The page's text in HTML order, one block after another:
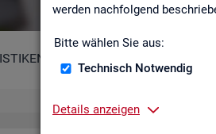
werden nachfolgend
Bitte wählen Sie aus:
Technisch Notwendig
Details anzeigen